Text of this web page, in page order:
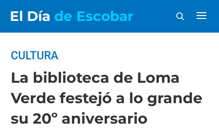
El Día de Escobar
CULTURA
La biblioteca de Loma
Verde festejó a lo grande
su 20º aniversario